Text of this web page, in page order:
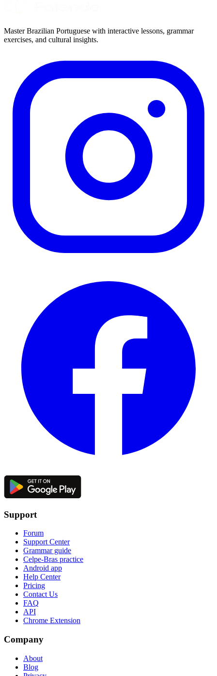
Master Brazilian Portuguese with interactive lessons, grammar
exercises, and cultural insights.
Support
Forum
Support Center
Grammar guide
Celpe-Bras practice
Android app
Help Center
Pricing
Contact Us
FAQ
API
Chrome Extension
Company
About
Blog